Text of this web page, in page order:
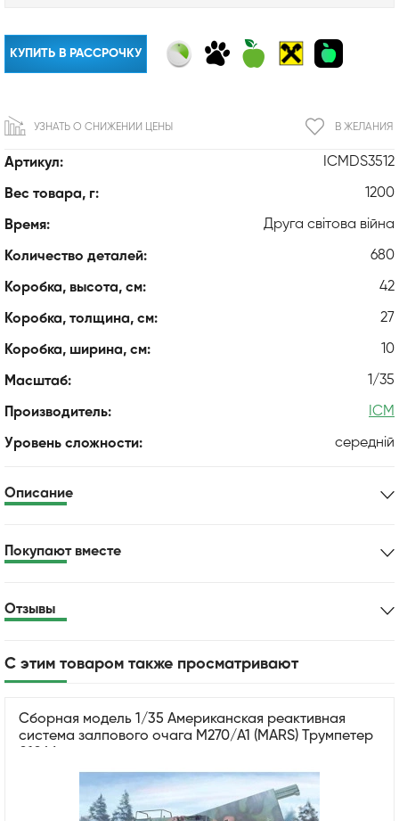
Артикул: ICMDS3512
Вес товара, г: 1200
Время: Друга світова війна
Количество деталей: 680
Коробка, высота, см: 42
Коробка, толщина, см: 27
Коробка, ширина, см: 10
Масштаб: 1/35
Производитель: ICM
Уровень сложности: середній
КУПИТЬ В РАССРОЧКУ
В ЖЕЛАНИЯ
УЗНАТЬ О СНИЖЕНИИ ЦЕНЫ
Описание
Покупают вместе
Отзывы
С этим товаром также просматривают
Сборная модель 1/35 Американская реактивная
система залпового очага M270/A1 (MARS) Трумпетер